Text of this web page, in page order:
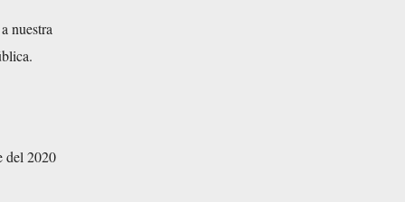
nuestra
del 2020